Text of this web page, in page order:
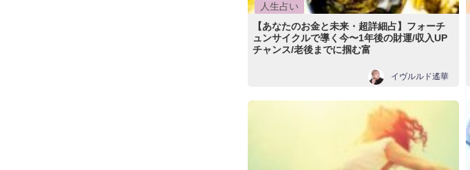
人生占い
【あなたのお金と未来・超詳細占】フォーチ
ュンサイクルで導く今〜1年後の財運/収入UP
チャンス/老後までに掴む富
イヴルルド遙華